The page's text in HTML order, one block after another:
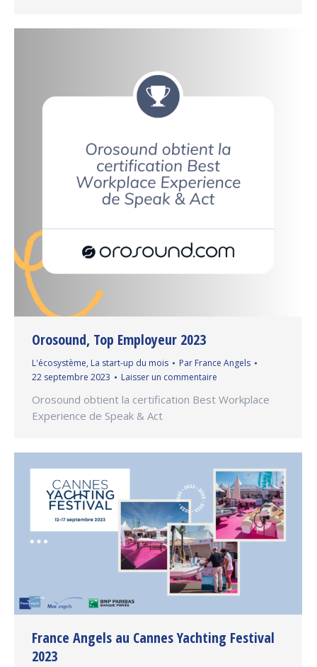
Orosound, Top Employeur 2023
L'écosystème, La start-up du mois Par France Angels
22 septembre 2023
Laisser un commentaire
Orosound obtient la certification Best Workplace
Experience de Speak & Act
France Angels au Cannes Yachting Festival
2023